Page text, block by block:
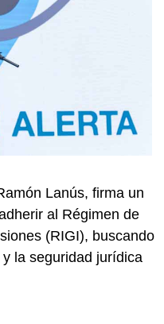
Lanús, firma un
al Régimen de
(RIGI), buscando
la seguridad jurídica